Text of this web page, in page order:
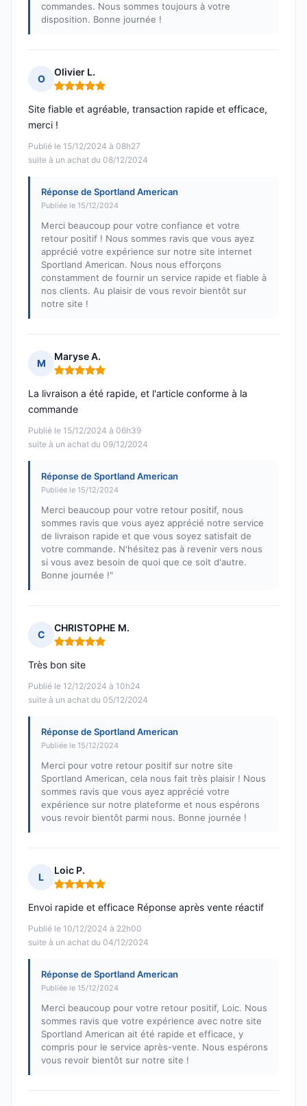
commandes. Nous sommes toujours à votre
disposition. Bonne journée !
O
Olivier L.
Note : 5 sur 5
Publié le 15/12/2024 à 08h27
suite à un achat du 08/12/2024
Site fiable et agréable, transaction rapide et efficace,
merci !
Réponse de Sportland American
Publiée le 15/12/2024
Merci beaucoup pour votre confiance et votre
retour positif ! Nous sommes ravis que vous ayez
apprécié votre expérience sur notre site internet
Sportland American. Nous nous efforçons
constamment de fournir un service rapide et fiable à
nos clients. Au plaisir de vous revoir bientôt sur
notre site !
M
Maryse A.
Note : 5 sur 5
Publié le 15/12/2024 à 06h39
suite à un achat du 09/12/2024
La livraison a été rapide, et l'article conforme à la
commande
Réponse de Sportland American
Publiée le 15/12/2024
Merci beaucoup pour votre retour positif, nous
sommes ravis que vous ayez apprécié notre service
de livraison rapide et que vous soyez satisfait de
votre commande. N'hésitez pas à revenir vers nous
si vous avez besoin de quoi que ce soit d'autre.
Bonne journée !"
C
CHRISTOPHE M.
Note : 5 sur 5
Publié le 12/12/2024 à 10h24
suite à un achat du 05/12/2024
Très bon site
Réponse de Sportland American
Publiée le 15/12/2024
Merci pour votre retour positif sur notre site
Sportland American, cela nous fait très plaisir ! Nous
sommes ravis que vous ayez apprécié votre
expérience sur notre plateforme et nous espérons
vous revoir bientôt parmi nous. Bonne journée !
L
Loic P.
Note : 5 sur 5
Publié le 10/12/2024 à 22h00
suite à un achat du 04/12/2024
Envoi rapide et efficace Réponse après vente réactif
Réponse de Sportland American
Publiée le 15/12/2024
Merci beaucoup pour votre retour positif, Loic. Nous
sommes ravis que votre expérience avec notre site
Sportland American ait été rapide et efficace, y
compris pour le service après-vente. Nous espérons
vous revoir bientôt sur notre site !